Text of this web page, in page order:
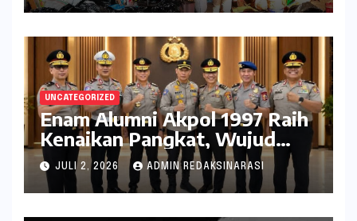
UNCATEGORIZED
Enam Alumni Akpol 1997 Raih
Kenaikan Pangkat, Wujud
Penghargaan atas Pengabdian
kepada Negara
JULI 2, 2026 ADMIN REDAKSINARASI